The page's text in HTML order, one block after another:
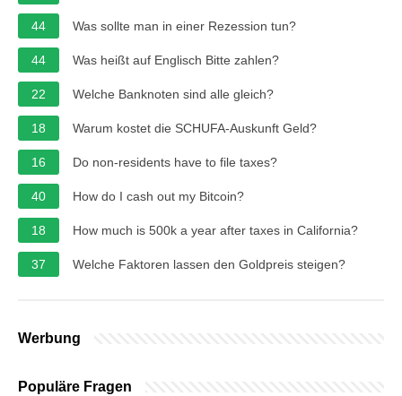
44 Was sollte man in einer Rezession tun?
44 Was heißt auf Englisch Bitte zahlen?
22 Welche Banknoten sind alle gleich?
18 Warum kostet die SCHUFA-Auskunft Geld?
16 Do non-residents have to file taxes?
40 How do I cash out my Bitcoin?
18 How much is 500k a year after taxes in California?
37 Welche Faktoren lassen den Goldpreis steigen?
Werbung
Populäre Fragen